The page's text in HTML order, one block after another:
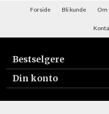
Forside Bli kunde Om
Bestselgere
Din konto